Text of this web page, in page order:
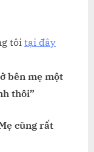
tôi tại đây
bên mẹ một
thôi”
cũng rất